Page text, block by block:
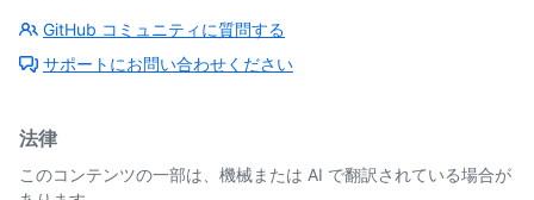
GitHub コミュニティに質問する
サポートにお問い合わせください
法律
このコンテンツの一部は、機械または AI で翻訳されている場合が